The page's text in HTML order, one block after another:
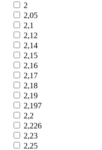
2
2,05
2,1
2,12
2,14
2,15
2,16
2,17
2,18
2,19
2,197
2,2
2,226
2,23
2,25